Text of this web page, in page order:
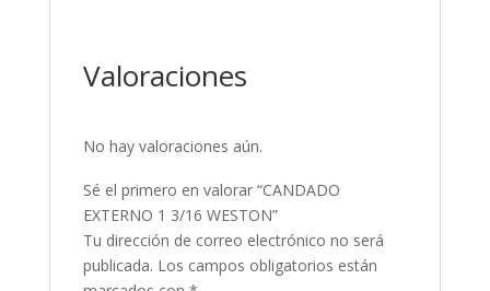
Valoraciones
No hay valoraciones aún.
Sé el primero en valorar “CANDADO
EXTERNO 1 3/16 WESTON”
Tu dirección de correo electrónico no será
publicada. Los campos obligatorios están